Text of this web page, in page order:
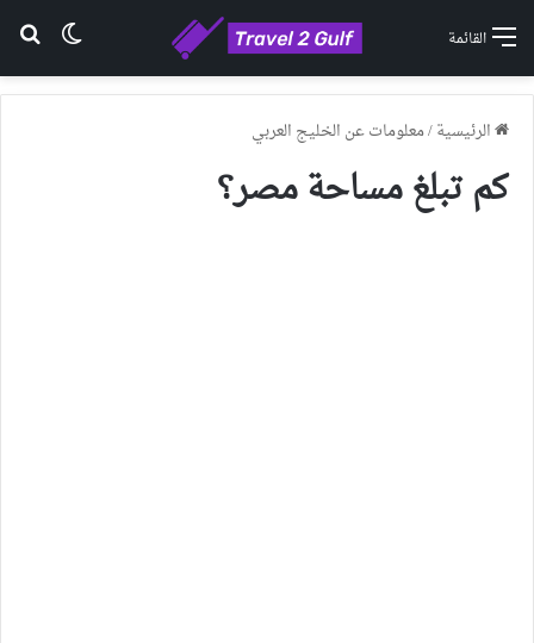
القائمة
الرئيسية/معلومات عن الخليج العربي
كم تبلغ مساحة مصر؟